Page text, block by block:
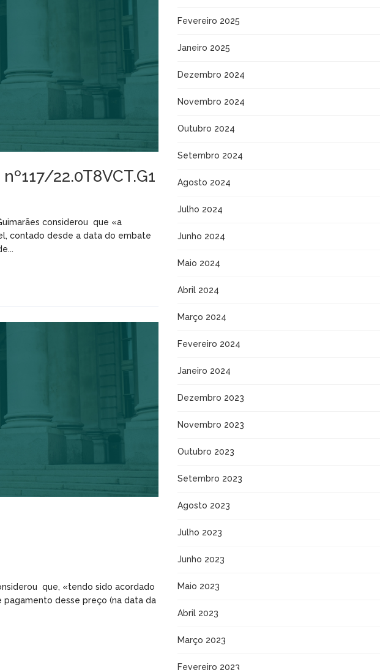
22.0T8VCT.G1
considerou que «a
contado desde a data do embate
que, «tendo sido acordado
desse preço (na data da
Fevereiro 2025
Janeiro 2025
Dezembro 2024
Novembro 2024
Outubro 2024
Setembro 2024
Agosto 2024
Julho 2024
Junho 2024
Maio 2024
Abril 2024
Março 2024
Fevereiro 2024
Janeiro 2024
Dezembro 2023
Novembro 2023
Outubro 2023
Setembro 2023
Agosto 2023
Julho 2023
Junho 2023
Maio 2023
Abril 2023
Março 2023
Fevereiro 2023